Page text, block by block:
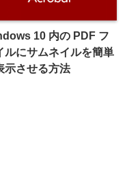
10 内の PDF フ
ルにサムネイルを簡単
示させる方法